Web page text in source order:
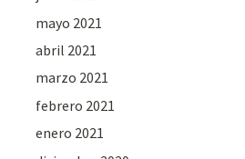
mayo 2021
abril 2021
marzo 2021
febrero 2021
enero 2021